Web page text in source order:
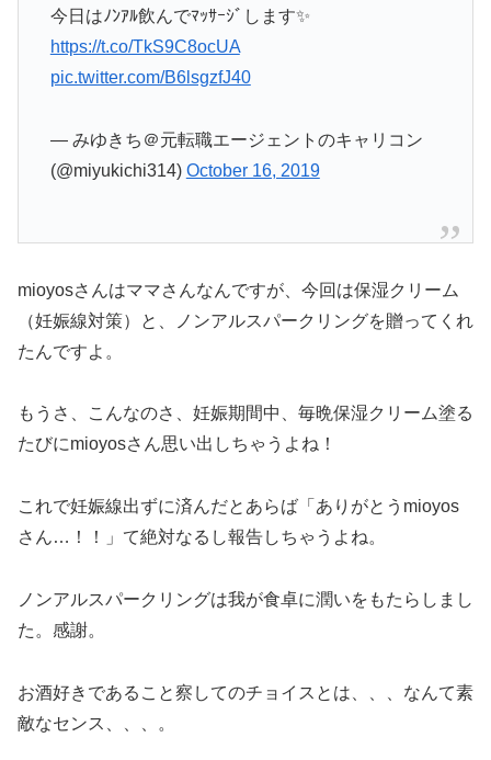
今日はﾉﾝｱﾙ飲んでﾏｯｻｰｼﾞします✨
https://t.co/TkS9C8ocUA
pic.twitter.com/B6lsgzfJ40
— みゆきち＠元転職エージェントのキャリコン
(@miyukichi314) October 16, 2019
mioyosさんはママさんなんですが、今回は保湿クリーム
（妊娠線対策）と、ノンアルスパークリングを贈ってくれ
たんですよ。
もうさ、こんなのさ、妊娠期間中、毎晩保湿クリーム塗る
たびにmioyosさん思い出しちゃうよね！
これで妊娠線出ずに済んだとあらば「ありがとうmioyos
さん…！！」て絶対なるし報告しちゃうよね。
ノンアルスパークリングは我が食卓に潤いをもたらしまし
た。感謝。
お酒好きであること察してのチョイスとは、、、なんて素
敵なセンス、、、。